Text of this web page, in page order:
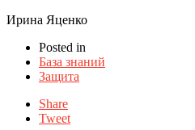
Ирина Яценко
Posted in
База знаний
Защита
Share
Tweet